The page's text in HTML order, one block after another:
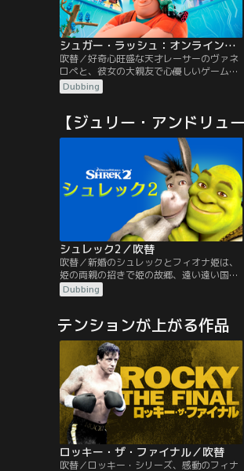
シュガー・ラッシュ：オンライン／吹替
吹替／好奇心旺盛な天才レーサーのヴァネ
ロペと、彼女の大親友で心優しいゲームの
悪役キャラクターのラルフは、レースゲー
ム＜シュガー・ラッシュ＞の危機を救うた
世界へ飛び出す。そこはディズニープリン
セスたちに出会えるなど、何でもありで何
でも叶う夢のような世界だが、思いもよら
ぬ危険も潜んでいて…。
Dubbing
【ジュリー・アンドリュ
シュレック2／吹替
吹替／新婚のシュレックとフィオナ姫は、
姫の両親の招きで姫の故郷、遠い遠い国の
お城へ。ところが、姫の父親のハロルド国
王は、娘の結婚相手が怪物でびっくり！愛
う。また、妖精のゴッドマザーは、息子の
チャーミング王子を姫と結婚させようとよ
からぬことを企んでいる。一方、シュレッ
クはフィオナ姫のために…。
Dubbing
テンションが上がる作品
ロッキー・ザ・ファイナル／吹替
吹替／ロッキー・シリーズ、感動のフィナ